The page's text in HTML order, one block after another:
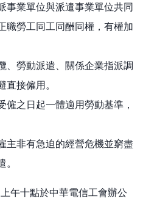
事業單位與派遣事業單位共同
職勞工同工同酬同權，有權加
、勞動派遣、關係企業指派調
接僱用。
僱之日起一體適用勞動基準，
主非有急迫的經營危機並窮盡
午十點於中華電信工會辦公